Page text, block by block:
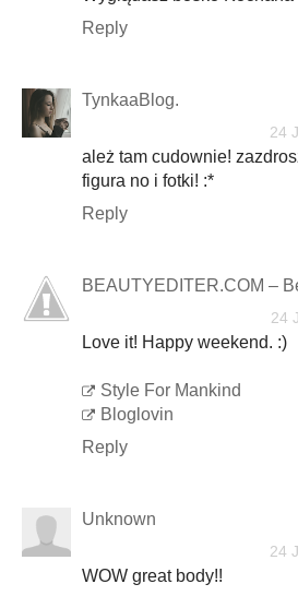
Reply
TynkaaBlog.
24
ależ tam cudownie!
figura no i fotki! :*
Reply
BEAUTYEDITER.COM –
24
Love it! Happy weekend. :)
Style For Mankind
Bloglovin
Reply
Unknown
24
WOW great body!!